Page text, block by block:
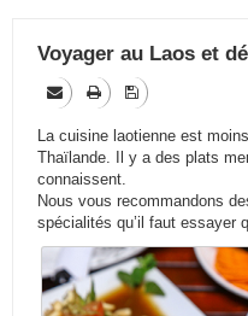
Voyager au Laos et
La cuisine laotienne est
Thaïlande. Il y a des plats
connaissent.
Nous vous recommandons
spécialités qu’il faut essayer